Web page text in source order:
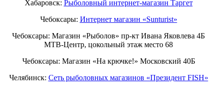
Хабаровск: Рыболовный интернет-магазин Таргет
Чебоксары: Интернет магазин «Sunturist»
Чебоксары: Магазин «Рыболов» пр-кт Ивана Яковлева 4Б
МТВ-Центр, цокольный этаж место 68
Чебоксары: Магазин «На крючке!» Московский 40Б
Челябинск: Сеть рыболовных магазинов «Президент FISH»